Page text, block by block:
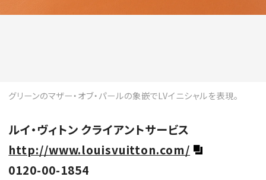
グリーンのマザー・オブ・パールの象嵌でLVイニシャルを表現。
ルイ・ヴィトン クライアントサービス
http://www.louisvuitton.com/
0120-00-1854